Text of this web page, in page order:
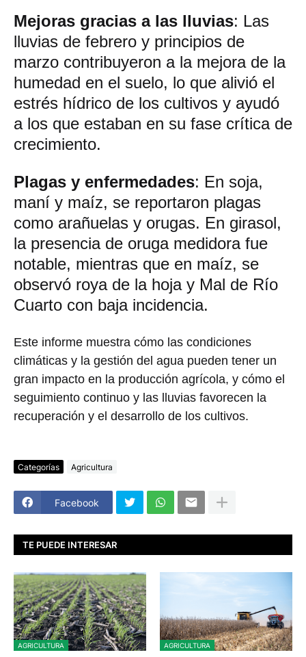
Mejoras gracias a las lluvias: Las
lluvias de febrero y principios de
marzo contribuyeron a la mejora de la
humedad en el suelo, lo que alivió el
estrés hídrico de los cultivos y ayudó
a los que estaban en su fase crítica de
crecimiento.
Plagas y enfermedades: En soja,
maní y maíz, se reportaron plagas
como arañuelas y orugas. En girasol,
la presencia de oruga medidora fue
notable, mientras que en maíz, se
observó roya de la hoja y Mal de Río
Cuarto con baja incidencia.
Este informe muestra cómo las condiciones
climáticas y la gestión del agua pueden tener un
gran impacto en la producción agrícola, y cómo el
seguimiento continuo y las lluvias favorecen la
recuperación y el desarrollo de los cultivos.
Categorías Agricultura
Facebook
TE PUEDE INTERESAR
AGRICULTURA AGRICULTURA